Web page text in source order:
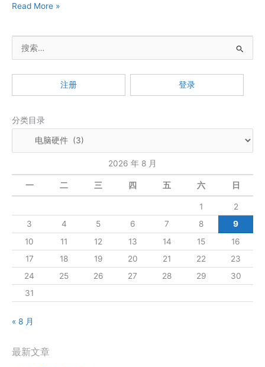
的
用
不
的
什
区
Read More »
索
：
注册
登录
分类目录
2026 年 8 月
一 二 三 四 五 六 日
1
2
3
4 5 6 7 8
9
10
11 12 13 14 15
16
17
18 19 20 21 22
23
24
25 26 27 28 29
30
31
« 8 月
最新文章